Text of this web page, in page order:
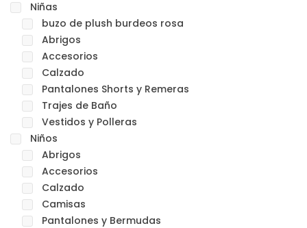
Niñas
buzo de plush burdeos rosa
Abrigos
Accesorios
Calzado
Pantalones Shorts y Remeras
Trajes de Baño
Vestidos y Polleras
Niños
Abrigos
Accesorios
Calzado
Camisas
Pantalones y Bermudas